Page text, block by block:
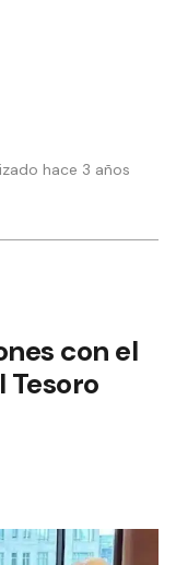
hace 3 años
con el
Tesoro